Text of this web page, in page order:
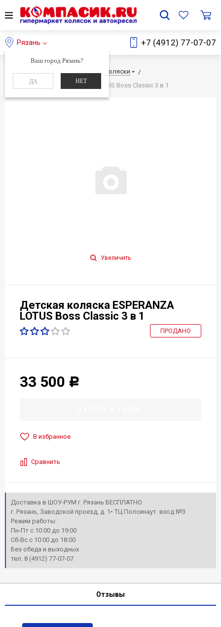
Рязань
Ваш город Рязань?
ДА НЕТ
+7 (4912) 77-07-07
Главная Каталог
Детские коляски
Детская коляска ESPERANZA LOTUS Boss Classic 3 в 1
Увеличить
Детская коляска ESPERANZA
LOTUS Boss Classic 3 в 1
ПРОДАНО
33 500 Р
В избранное
Сравнить
Доставка в ШОУ-РУМ г. Рязань БЕСПЛАТНО
г. Рязань, Заводской проезд, д. 1• ТЦ Полсинаут. вход №3
Режим работы:
Пн-Пт с 10:00 до 19:00
Сб-Вс с 10:00 до 18:00
Без обеда и выходных
тел. 8 (4912) 77-07-07.
Отзывы